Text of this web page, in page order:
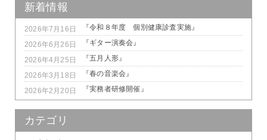
新着情報
2026年7月16日 『令和８年度 個別健康診査実施』
2026年6月26日 『ギター演奏会』
2026年4月25日 『五月人形』
2026年3月18日 『春の音楽会』
2026年2月20日 『実務者研修開催』
カテゴリ